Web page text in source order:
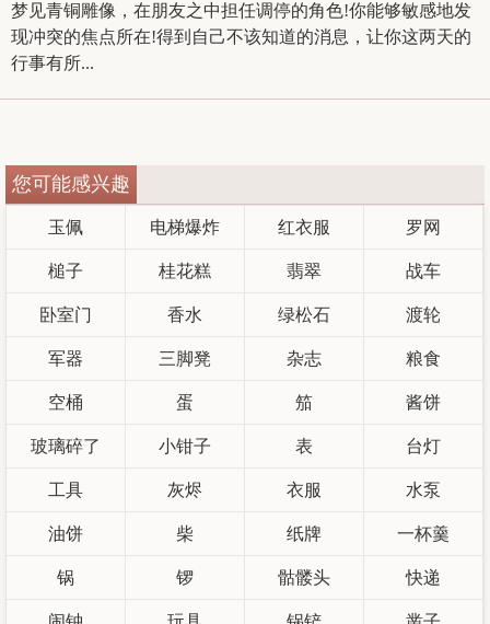
梦见青铜雕像，在朋友之中担任调停的角色!你能够敏感地发
现冲突的焦点所在!得到自己不该知道的消息，让你这两天的
行事有所...
您可能感兴趣
玉佩 电梯爆炸 红衣服 罗网
槌子 桂花糕 翡翠 战车
卧室门 香水 绿松石 渡轮
军器 三脚凳 杂志 粮食
空桶 蛋 笳 酱饼
玻璃碎了 小钳子 表 台灯
工具 灰烬 衣服 水泵
油饼 柴 纸牌 一杯羹
锅 锣 骷髅头 快递